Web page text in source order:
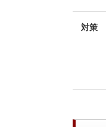
対策